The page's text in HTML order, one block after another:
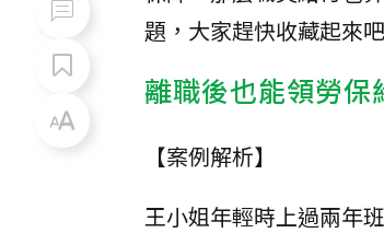
題，大家趕快收藏起來吧
離職後也能領勞保
【案例解析】
王小姐年輕時上過兩年